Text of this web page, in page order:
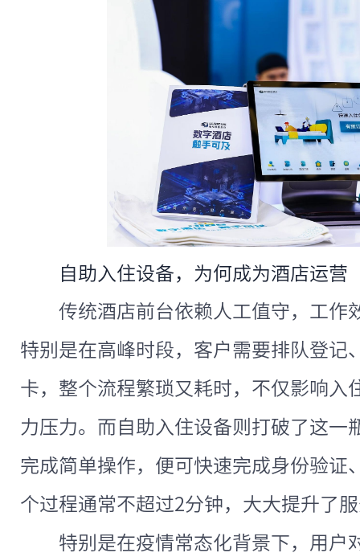
自助入住设备，为何成为酒店运
传统酒店前台依赖人工值守，工作
特别是在高峰时段，客户需要排队登记
卡，整个流程繁琐又耗时，不仅影响入
力压力。而自助入住设备则打破了这
完成简单操作，便可快速完成身份验证
个过程通常不超过2分钟，大大提升了
特别是在疫情常态化背景下，用